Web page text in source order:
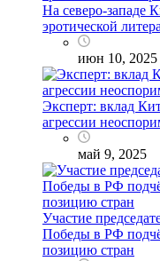
На северо-западе
эротической
июн 10, 2025
Эксперт: вклад
агрессии
май 9, 2025
Участие
Победы в РФ
позицию стран